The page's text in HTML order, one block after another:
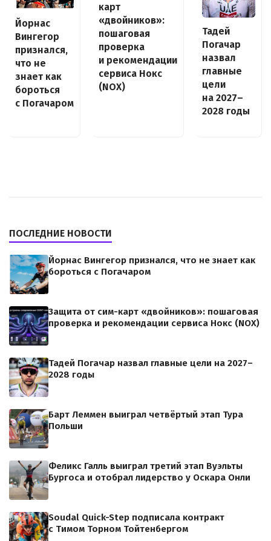
Йорнас
Вингегор
признался,
что не
знает как
бороться
с Погачаром
карт
«двойников»:
пошаговая
проверка
и рекомендации
сервиса Нокс
(NOX)
Тадей
Погачар
назвал
главные
цели
на 2027–
2028 годы
ПОСЛЕДНИЕ НОВОСТИ
Йорнас Вингегор признался, что не знает как
бороться с Погачаром
Защита от сим-карт «двойников»: пошаговая
проверка и рекомендации сервиса Нокс (NOX)
Тадей Погачар назвал главные цели на 2027–
2028 годы
Барт Леммен выиграл четвёртый этап Тура
Польши
Феликс Галль выиграл третий этап Вуэльты
Бургоса и отобрал лидерство у Оскара Онли
Soudal Quick-Step подписала контракт
с Тимом Торном Тойтенбергом